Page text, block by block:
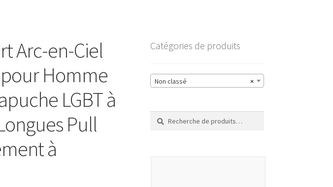
Arc-en-Ciel
Homme
LGBT à
Pull
à
Catégories de produits
×
Non classé
Recherche
pour :
Recherche